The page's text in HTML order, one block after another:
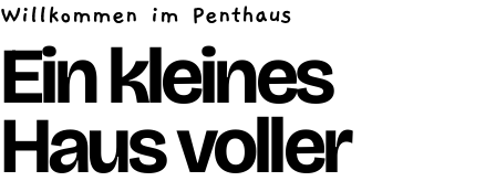
Willkommen im Penthaus
Ein kleines
Haus voller